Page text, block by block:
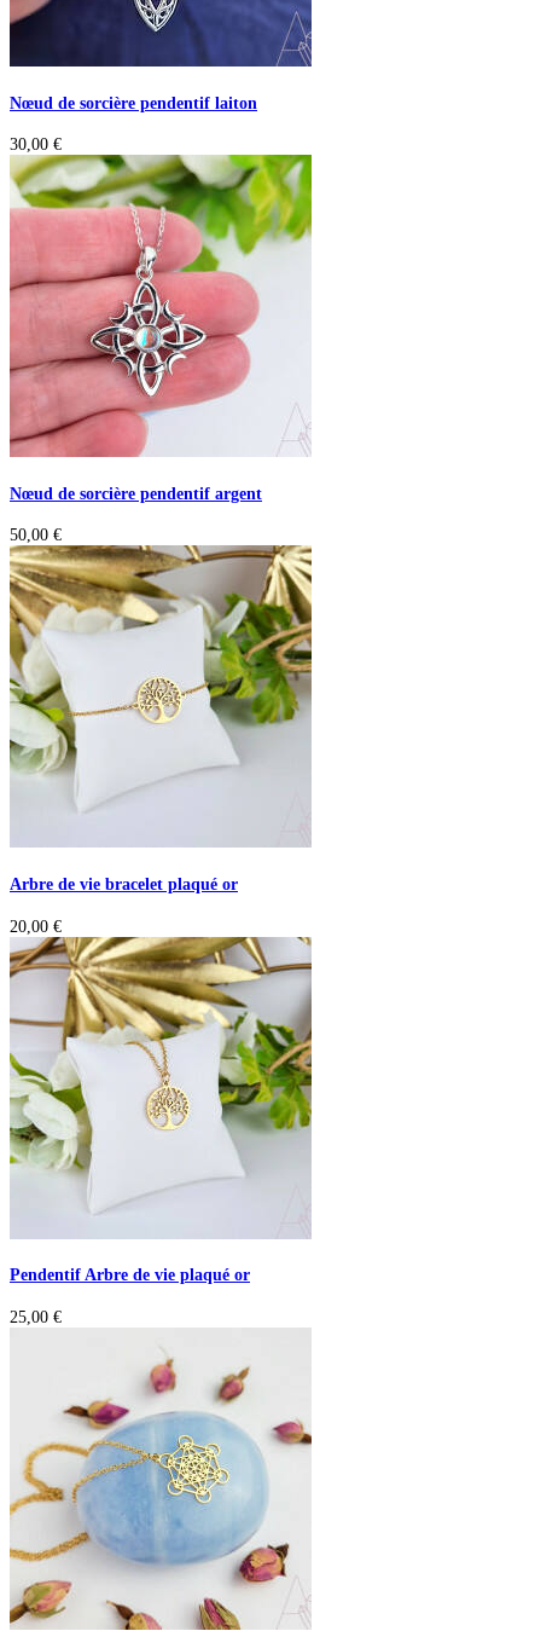
Nœud de sorcière pendentif laiton
30,00 €
Nœud de sorcière pendentif argent
50,00 €
Arbre de vie bracelet plaqué or
20,00 €
Pendentif Arbre de vie plaqué or
25,00 €